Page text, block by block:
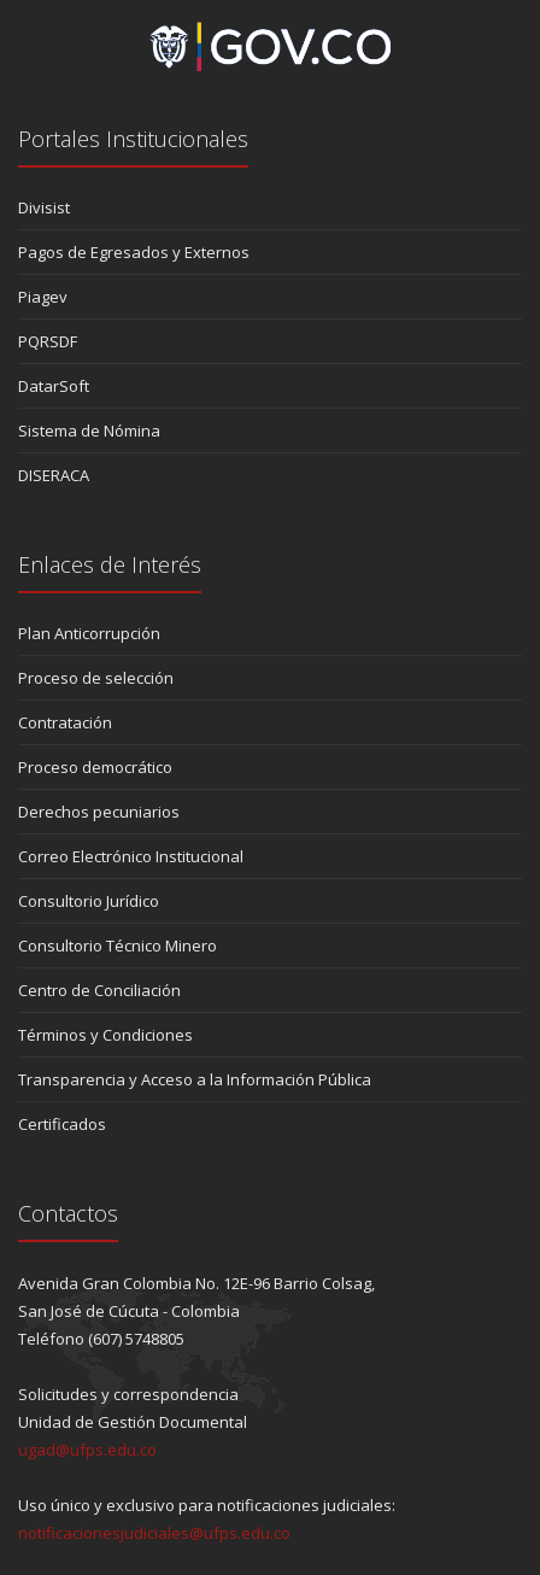
Portales Institucionales
Divisist
Pagos de Egresados y Externos
Piagev
PQRSDF
DatarSoft
Sistema de Nómina
DISERACA
Enlaces de Interés
Plan Anticorrupción
Proceso de selección
Contratación
Proceso democrático
Derechos pecuniarios
Correo Electrónico Institucional
Consultorio Jurídico
Consultorio Técnico Minero
Centro de Conciliación
Términos y Condiciones
Transparencia y Acceso a la Información Pública
Certificados
Contactos
Avenida Gran Colombia No. 12E-96 Barrio Colsag,
San José de Cúcuta - Colombia
Teléfono (607) 5748805
Solicitudes y correspondencia
Unidad de Gestión Documental
ugad@ufps.edu.co
Uso único y exclusivo para notificaciones judiciales:
notificacionesjudiciales@ufps.edu.co